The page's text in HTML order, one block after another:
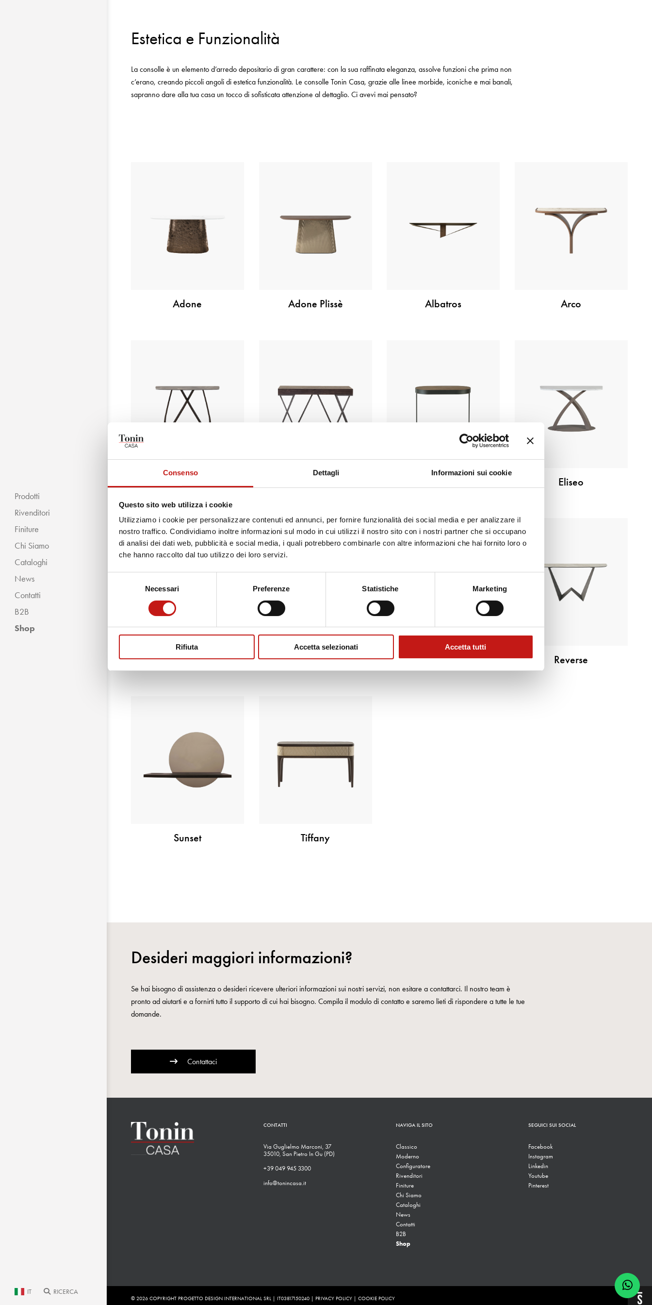
Consenso Dettagli Informazioni sui cookie
Questo sito web utilizza i cookie
Utilizziamo i cookie per personalizzare contenuti ed annunci, per fornire funzionalità dei social media e per analizzare il
nostro traffico. Condividiamo inoltre informazioni sul modo in cui utilizzi il nostro sito con i nostri partner che si occupano
di analisi dei dati web, pubblicità e social media, i quali potrebbero combinarle con altre informazioni che hai fornito loro o
che hanno raccolto dal tuo utilizzo dei loro servizi.
Necessari Preferenze Statistiche Marketing
Rifiuta Accetta selezionati Accetta tutti
Prodotti
Rivenditori
Finiture
Chi Siamo
Cataloghi
News
Contatti
B2B
Shop
« INDIETRO
IT RICERCA
Estetica e Funzionalità
La consolle è un elemento d’arredo depositario di gran carattere: con la sua raffinata eleganza, assolve funzioni che prima non
c’erano, creando piccoli angoli di estetica funzionalità. Le consolle Tonin Casa, grazie alle linee morbide, iconiche e mai banali,
sapranno dare alla tua casa un tocco di sofisticata attenzione al dettaglio. Ci avevi mai pensato?
Adone Adone Plissè Albatros Arco
Eliseo
Eliseo Elite Gala Pois Reverse
Sunset Tiffany
Desideri maggiori informazioni?
Se hai bisogno di assistenza o desideri ricevere ulteriori informazioni sui nostri servizi, non esitare a contattarci. Il nostro team è
pronto ad aiutarti e a fornirti tutto il supporto di cui hai bisogno. Compila il modulo di contatto e saremo lieti di rispondere a tutte le tue
domande.
Contattaci
CONTATTI
Via Guglielmo Marconi, 37
35010, San Pietro In Gu (PD)
+39 049 945 3300
info@tonincasa.it
NAVIGA IL SITO
Classico
Moderno
Configuratore
Rivenditori
Finiture
Chi Siamo
Cataloghi
News
Contatti
B2B
Shop
SEGUICI SUI SOCIAL
Facebook
Instagram
Linkedin
Youtube
Pinterest
© 2026 COPYRIGHT PROGETTO DESIGN INTERNATIONAL SRL | IT03817150240 | PRIVACY POLICY | COOKIE POLICY